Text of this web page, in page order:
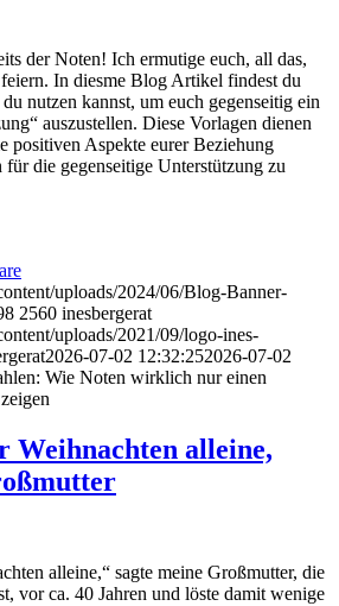
der Noten! Ich ermutige euch, all das,
In diesme Blog Artikel findest du
nutzen kannst, um euch gegenseitig ein
auszustellen. Diese Vorlagen dienen
positiven Aspekte eurer Beziehung
die gegenseitige Unterstützung zu
uploads/2024/06/Blog-Banner-
2560 inesbergerat
uploads/2021/09/logo-ines-
2026-07-02 12:32:252026-07-02
Wie Noten wirklich nur einen
Weihnachten alleine,
alleine,“ sagte meine Großmutter, die
vor ca. 40 Jahren und löste damit wenige